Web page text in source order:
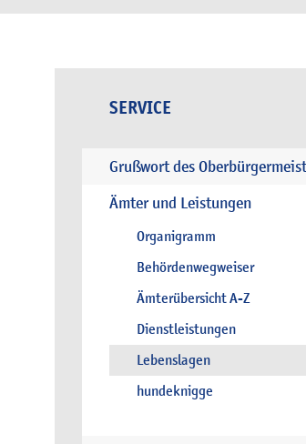
SERVICE
Grußwort des
Ämter und Leistungen
Organigramm
Behördenwegweiser
Ämterübersicht A-Z
Dienstleistungen
Lebenslagen
hundeknigge